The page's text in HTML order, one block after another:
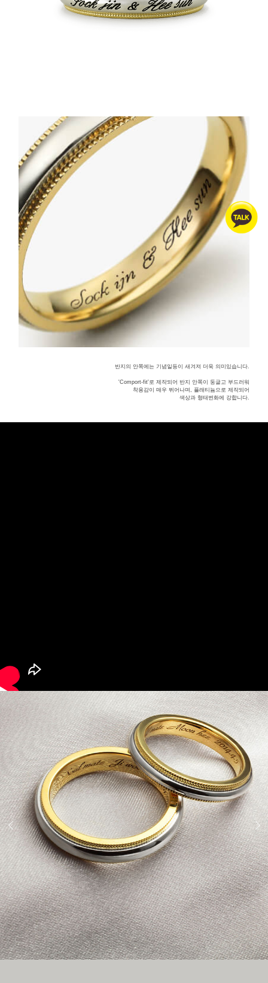
반지의 안쪽에는 기념일등이 새겨져 더욱 의미있습니다.
'Comport-fit'로 제작되어 반지 안쪽이 둥글고 부드러워
착용감이 매우 뛰어나며, 플래티늄으로 제작되어
색상과 형태변화에 강합니다.